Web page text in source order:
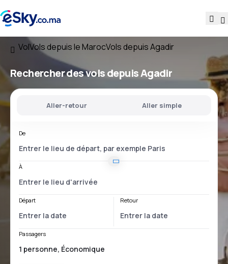
VolVols depuis le MarocVols depuis Agadir
Rechercher des volsdepuis Agadir
Aller-retour Aller simple
De
À
Départ Retour
Passagers